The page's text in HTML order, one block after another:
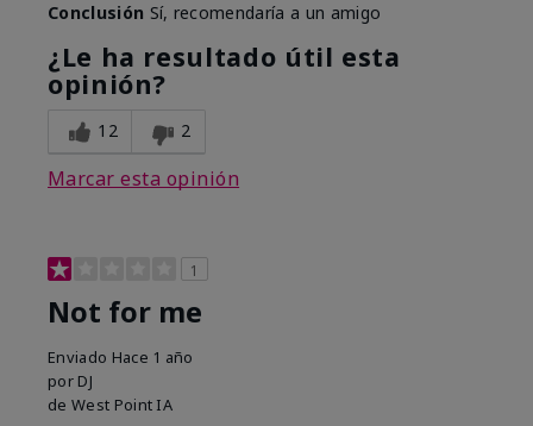
Conclusión Sí, recomendaría a un amigo
¿Le ha resultado útil esta
opinión?
12 2
Marcar esta opinión
1
Not for me
Enviado Hace 1 año
por DJ
de West Point IA